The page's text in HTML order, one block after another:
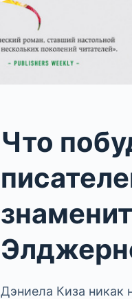
Что
Дэниела Киза никак